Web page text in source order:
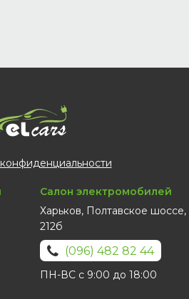
Салон электромобилей
Харьков, Полтавское шоссе,
212б
(096) 482 82 44
ПН-ВС с 9:00 до 18:00